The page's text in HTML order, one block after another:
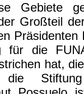
Gebiete
Großteil
für die
hat,
die